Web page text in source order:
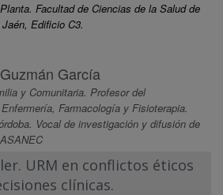
Facultad de Ciencias de la Salud de
Edificio C3.
García
y Comunitaria. Profesor del
Farmacología y Fisioterapia.
Vocal de investigación y difusión de
URM en conflictos éticos
clínicas.